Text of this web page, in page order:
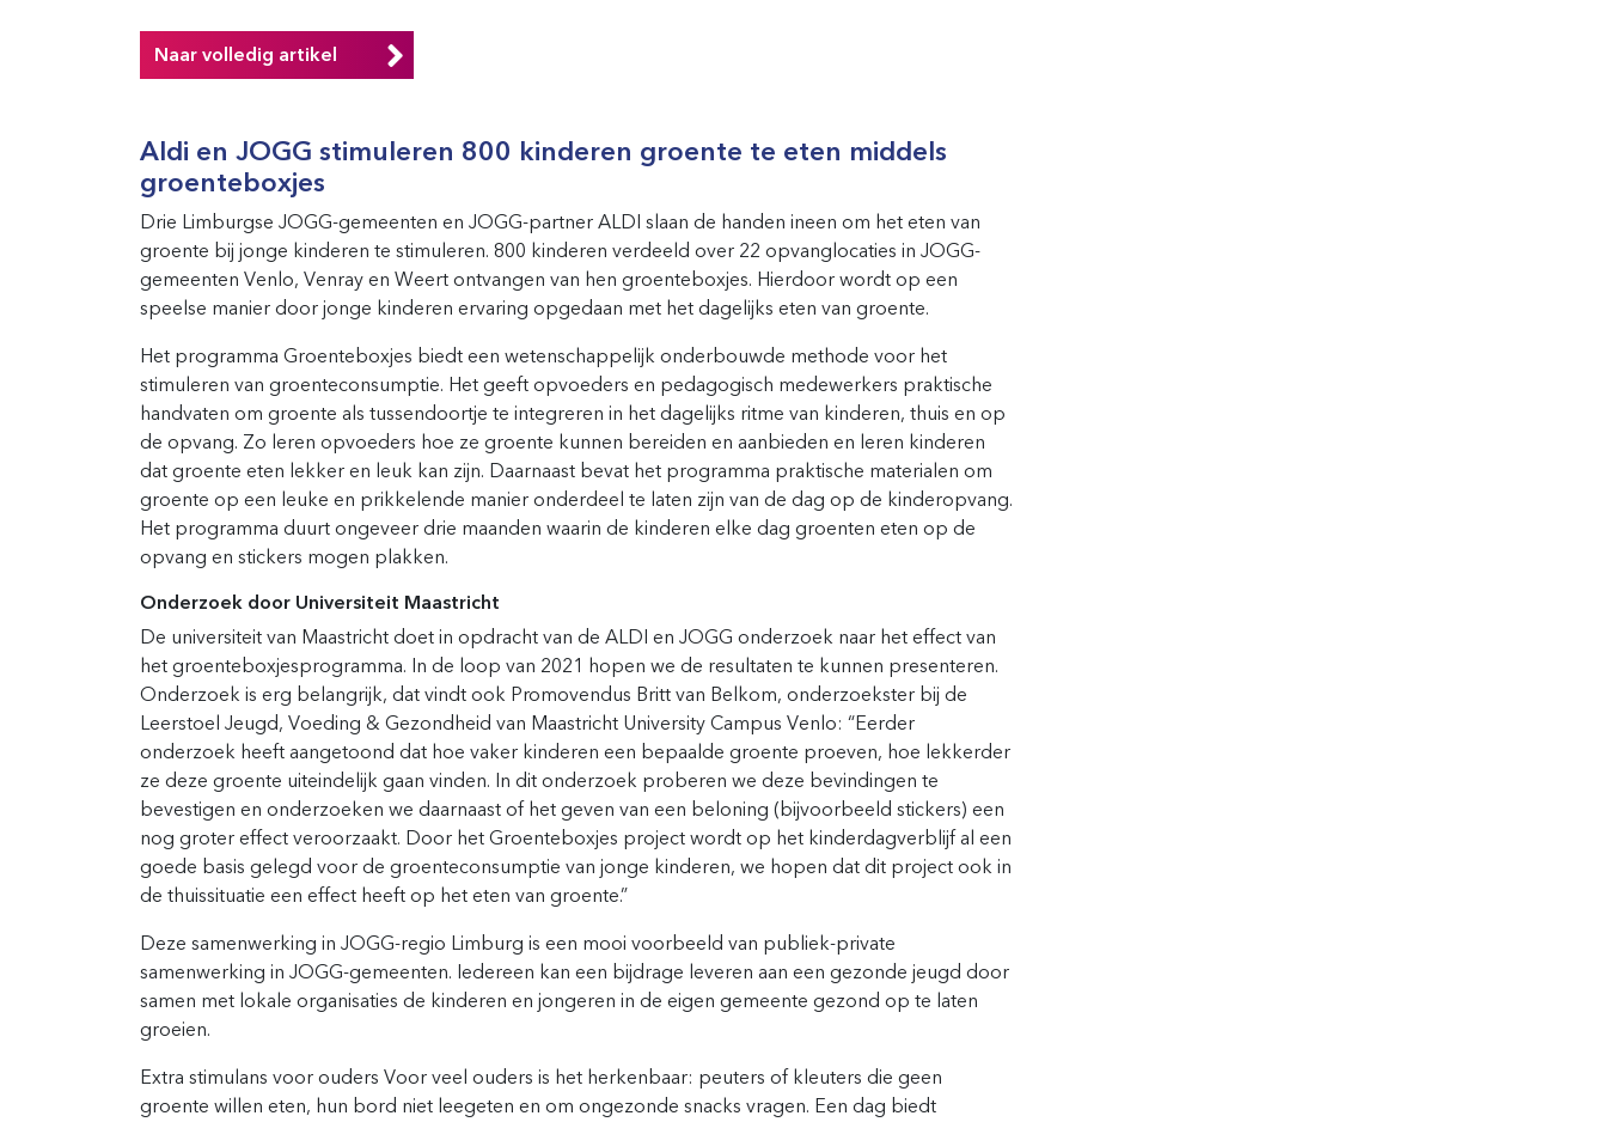
Naar volledig artikel
Aldi en JOGG stimuleren 800 kinderen groente te eten middels
groenteboxjes
Drie Limburgse JOGG-gemeenten en JOGG-partner ALDI slaan de handen ineen om het eten van
groente bij jonge kinderen te stimuleren. 800 kinderen verdeeld over 22 opvanglocaties in JOGG-
gemeenten Venlo, Venray en Weert ontvangen van hen groenteboxjes. Hierdoor wordt op een
speelse manier door jonge kinderen ervaring opgedaan met het dagelijks eten van groente.
Het programma Groenteboxjes biedt een wetenschappelijk onderbouwde methode voor het
stimuleren van groenteconsumptie. Het geeft opvoeders en pedagogisch medewerkers praktische
handvaten om groente als tussendoortje te integreren in het dagelijks ritme van kinderen, thuis en op
de opvang. Zo leren opvoeders hoe ze groente kunnen bereiden en aanbieden en leren kinderen
dat groente eten lekker en leuk kan zijn. Daarnaast bevat het programma praktische materialen om
groente op een leuke en prikkelende manier onderdeel te laten zijn van de dag op de kinderopvang.
Het programma duurt ongeveer drie maanden waarin de kinderen elke dag groenten eten op de
opvang en stickers mogen plakken.
Onderzoek door Universiteit Maastricht
De universiteit van Maastricht doet in opdracht van de ALDI en JOGG onderzoek naar het effect van
het groenteboxjesprogramma. In de loop van 2021 hopen we de resultaten te kunnen presenteren.
Onderzoek is erg belangrijk, dat vindt ook Promovendus Britt van Belkom, onderzoekster bij de
Leerstoel Jeugd, Voeding & Gezondheid van Maastricht University Campus Venlo: “Eerder
onderzoek heeft aangetoond dat hoe vaker kinderen een bepaalde groente proeven, hoe lekkerder
ze deze groente uiteindelijk gaan vinden. In dit onderzoek proberen we deze bevindingen te
bevestigen en onderzoeken we daarnaast of het geven van een beloning (bijvoorbeeld stickers) een
nog groter effect veroorzaakt. Door het Groenteboxjes project wordt op het kinderdagverblijf al een
goede basis gelegd voor de groenteconsumptie van jonge kinderen, we hopen dat dit project ook in
de thuissituatie een effect heeft op het eten van groente.”
Deze samenwerking in JOGG-regio Limburg is een mooi voorbeeld van publiek-private
samenwerking in JOGG-gemeenten. Iedereen kan een bijdrage leveren aan een gezonde jeugd door
samen met lokale organisaties de kinderen en jongeren in de eigen gemeente gezond op te laten
groeien.
Extra stimulans voor ouders Voor veel ouders is het herkenbaar: peuters of kleuters die geen
groente willen eten, hun bord niet leegeten en om ongezonde snacks vragen. Een dag biedt